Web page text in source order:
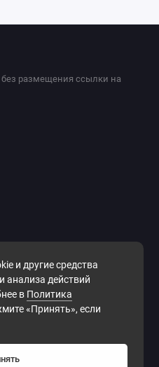
и другие средства
анализа действий
в Политика
«Принять», если
размещения ссылки на